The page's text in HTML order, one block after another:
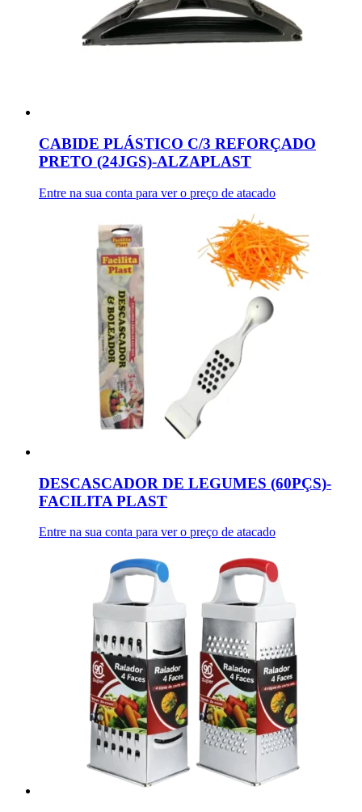
CABIDE PLÁSTICO C/3 REFORÇADO
PRETO (24JGS)-ALZAPLAST
Entre na sua conta para ver o preço de atacado
DESCASCADOR DE LEGUMES (60PÇS)-
FACILITA PLAST
Entre na sua conta para ver o preço de atacado